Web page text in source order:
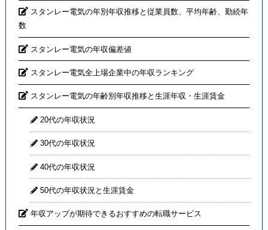
スタンレー電気の年別年収推移と従業員数、平均年齢、勤続年
数
スタンレー電気の年収偏差値
スタンレー電気全上場企業中の年収ランキング
スタンレー電気の年齢別年収推移と生涯年収・生涯賃金
20代の年収状況
30代の年収状況
40代の年収状況
50代の年収状況と生涯賃金
年収アップが期待できるおすすめの転職サービス